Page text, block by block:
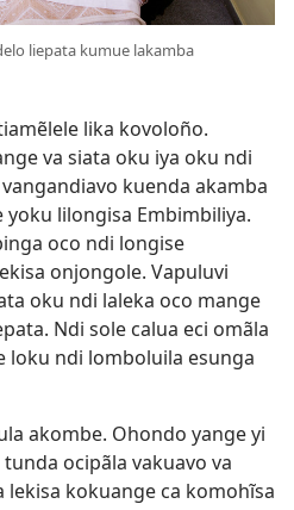
liepata kumue lakamba
lika kovoloño.
va siata oku iya oku ndi
kuenda akamba
yoku lilongisa Embimbiliya.
oco ndi longise
onjongole. Vapuluvi
oku ndi laleka oco mange
Ndi sole calua eci omãla
loku ndi lomboluila esunga
akombe. Ohondo yange yi
ocipãla vakuavo va
lekisa kokuange ca komohĩsa